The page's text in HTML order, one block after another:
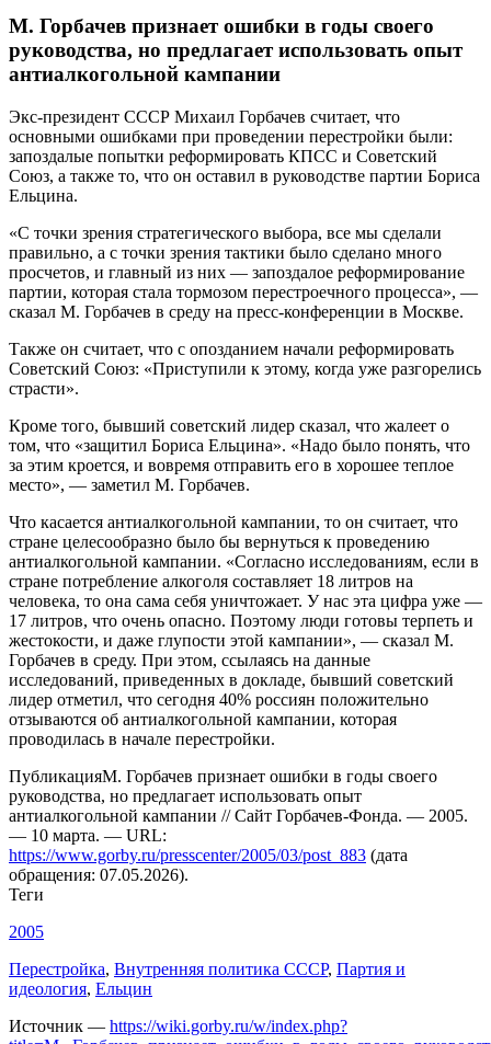
М. Горбачев признает ошибки в годы своего
руководства, но предлагает использовать опыт
антиалкогольной кампании
Экс-президент СССР Михаил Горбачев считает, что
основными ошибками при проведении перестройки были:
запоздалые попытки реформировать КПСС и Советский
Союз, а также то, что он оставил в руководстве партии Бориса
Ельцина.
«С точки зрения стратегического выбора, все мы сделали
правильно, а с точки зрения тактики было сделано много
просчетов, и главный из них — запоздалое реформирование
партии, которая стала тормозом перестроечного процесса», —
сказал М. Горбачев в среду на пресс-конференции в Москве.
Также он считает, что с опозданием начали реформировать
Советский Союз: «Приступили к этому, когда уже разгорелись
страсти».
Кроме того, бывший советский лидер сказал, что жалеет о
том, что «защитил Бориса Ельцина». «Надо было понять, что
за этим кроется, и вовремя отправить его в хорошее теплое
место», — заметил М. Горбачев.
Что касается антиалкогольной кампании, то он считает, что
стране целесообразно было бы вернуться к проведению
антиалкогольной кампании. «Согласно исследованиям, если в
стране потребление алкоголя составляет 18 литров на
человека, то она сама себя уничтожает. У нас эта цифра уже —
17 литров, что очень опасно. Поэтому люди готовы терпеть и
жестокости, и даже глупости этой кампании», — сказал М.
Горбачев в среду. При этом, ссылаясь на данные
исследований, приведенных в докладе, бывший советский
лидер отметил, что сегодня 40% россиян положительно
отзываются об антиалкогольной кампании, которая
проводилась в начале перестройки.
ПубликацияМ. Горбачев признает ошибки в годы своего
руководства, но предлагает использовать опыт
антиалкогольной кампании // Сайт Горбачев-Фонда. — 2005.
— 10 марта. — URL:
https://www.gorby.ru/presscenter/2005/03/post_883 (дата
обращения: 07.05.2026).
Теги
2005
Перестройка, Внутренняя политика СССР, Партия и
идеология, Ельцин
Источник — https://wiki.gorby.ru/w/index.php?